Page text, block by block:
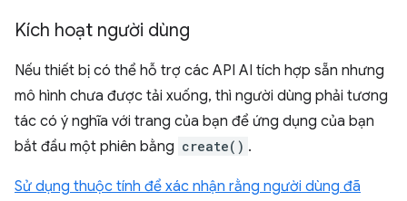
Kích hoạt người dùng
Nếu thiết bị có thể hỗ trợ các API AI tích hợp sẵn nhưng
mô hình chưa được tải xuống, thì người dùng phải tương
tác có ý nghĩa với trang của bạn để ứng dụng của bạn
bắt đầu một phiên bằng create() .
Sử dụng thuộc tính để xác nhận rằng người dùng đã